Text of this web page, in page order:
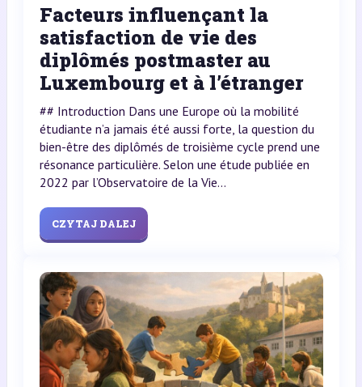
Facteurs influençant la
satisfaction de vie des
diplômés postmaster au
Luxembourg et à l’étranger
## Introduction Dans une Europe où la mobilité
étudiante n’a jamais été aussi forte, la question du
bien-être des diplômés de troisième cycle prend une
résonance particulière. Selon une étude publiée en
2022 par l’Observatoire de la Vie...
CZYTAJ DALEJ